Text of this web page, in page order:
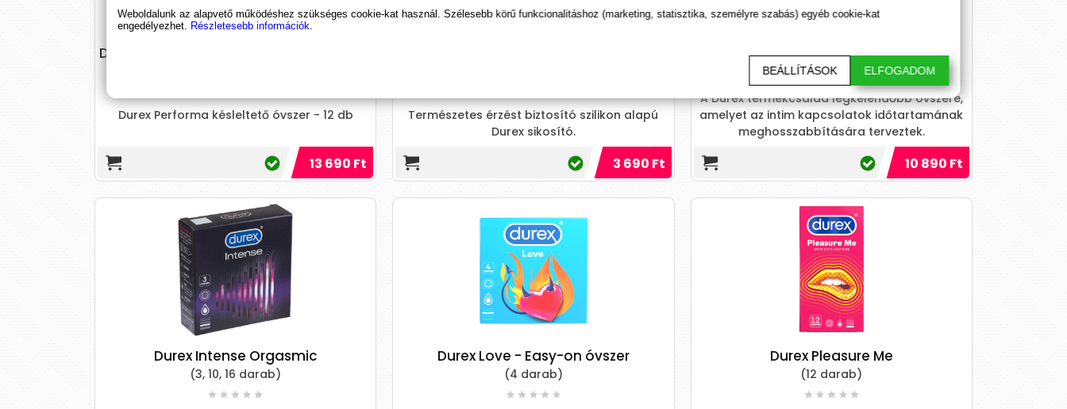
Durex Performa késleltető óvszer - 12 db
Durex Performa késleltető óvszer - 12 db
13 690 Ft
Természetes érzést biztosító szilikon alapú
Durex sikosító.
3 690 Ft
DUREX Performa 14 St.
A Durex termékcsalád legkelendőbb óvszere,
amelyet az intim kapcsolatok időtartamának
meghosszabbítására terveztek.
10 890 Ft
Durex Intense Orgasmic
(3, 10, 16 darab)
Durex Love - Easy-on óvszer
(4 darab)
Durex Pleasure Me
(12 darab)
Weboldalunk az alapvető működéshez szükséges cookie-kat használ. Szélesebb körű funkcionalitáshoz (marketing, statisztika, személyre szabás) egyéb cookie-kat
engedélyezhet. Részletesebb információk.
BEÁLLÍTÁSOK ELFOGADOM